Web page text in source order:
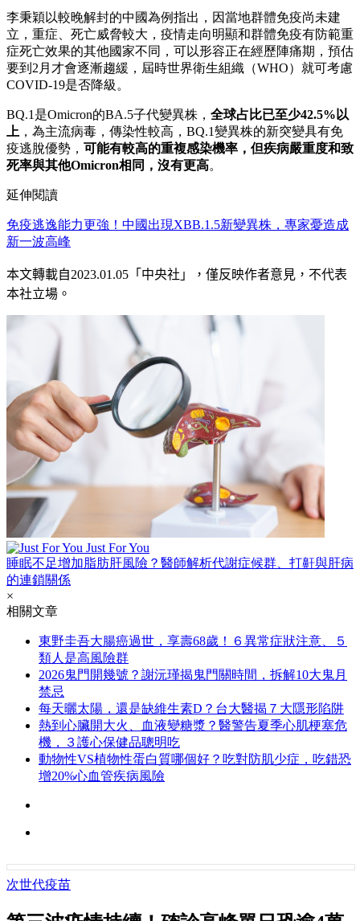
李秉穎以較晚解封的中國為例指出，因當地群體免疫尚未建
立，重症、死亡威脅較大，疫情走向明顯和群體免疫有防範重
症死亡效果的其他國家不同，可以形容正在經歷陣痛期，預估
要到2月才會逐漸趨緩，屆時世界衛生組織（WHO）就可考慮
COVID-19是否降級。
BQ.1是Omicron的BA.5子代變異株， 全球占比已至少42.5%以
上 ，為主流病毒，傳染性較高，BQ.1變異株的新突變具有免
疫逃脫優勢， 可能有較高的重複感染機率，但疾病嚴重度和致
死率與其他Omicron相同，沒有更高。
延伸閱讀
免疫逃逸能力更強！中國出現XBB.1.5新變異株，專家憂造成
新一波高峰
本文轉載自2023.01.05 「中央社」
，僅反映作者意見，不代表
本社立場。
Just For You
睡眠不足增加脂肪肝風險？醫師解析代謝症候群、打鼾與肝病
的連鎖關係
×
相關文章
東野圭吾大腸癌過世，享壽68歲！６異常症狀注意、５
類人是高風險群
2026鬼門開幾號？謝沅瑾揭鬼門關時間，拆解10大鬼月
禁忌
每天曬太陽，還是缺維生素D？台大醫揭７大隱形陷阱
熱到心臟開大火、血液變糖漿？醫警告夏季心肌梗塞危
機，３護心保健品聰明吃
動物性VS植物性蛋白質哪個好？吃對防肌少症，吃錯恐
增20%心血管疾病風險
次世代疫苗